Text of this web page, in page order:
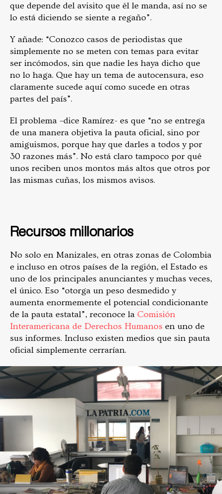
que depende del avisito que él le manda, así no se
lo está diciendo se siente a regaño”.
Y añade: “Conozco casos de periodistas que
simplemente no se meten con temas para evitar
ser incómodos, sin que nadie les haya dicho que
no lo haga. Que hay un tema de autocensura, eso
claramente sucede aquí como sucede en otras
partes del país”.
El problema –dice Ramírez- es que “no se entrega
de una manera objetiva la pauta oficial, sino por
amiguismos, porque hay que darles a todos y por
30 razones más”. No está claro tampoco por qué
unos reciben unos montos más altos que otros por
las mismas cuñas, los mismos avisos.
Recursos millonarios
No solo en Manizales, en otras zonas de Colombia
e incluso en otros países de la región, el Estado es
uno de los principales anunciantes y muchas veces,
el único. Eso “otorga un peso desmedido y
aumenta enormemente el potencial condicionante
de la pauta estatal”, reconoce la Comisión
Interamericana de Derechos Humanos en uno de
sus informes. Incluso existen medios que sin pauta
oficial simplemente cerrarían.